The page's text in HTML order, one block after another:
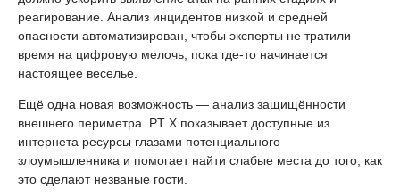
реагирование. Анализ инцидентов низкой и средней
опасности автоматизирован, чтобы эксперты не тратили
время на цифровую мелочь, пока где-то начинается
настоящее веселье.
Ещё одна новая возможность — анализ защищённости
внешнего периметра. PT X показывает доступные из
интернета ресурсы глазами потенциального
злоумышленника и помогает найти слабые места до того, как
это сделают незваные гости.